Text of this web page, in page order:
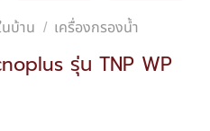
นบ้าน / เครื่องกรองน้ำ
รุ่น TNP WP